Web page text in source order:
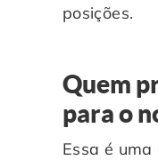
posições.
Quem
para o
Essa é